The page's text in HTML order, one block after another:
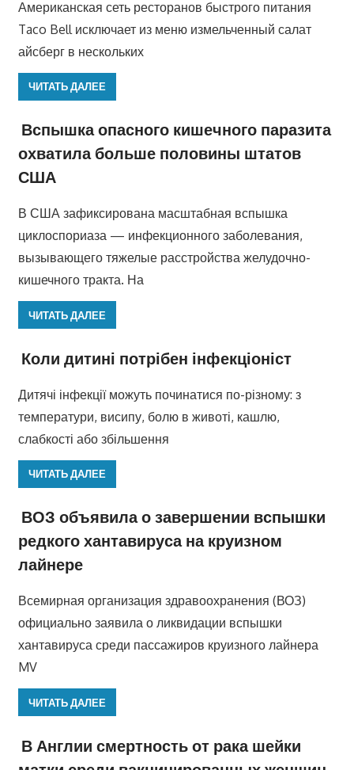
Американская сеть ресторанов быстрого питания
Taco Bell исключает из меню измельченный салат
айсберг в нескольких
ЧИТАТЬ ДАЛЕЕ
Вспышка опасного кишечного паразита
охватила больше половины штатов
США
В США зафиксирована масштабная вспышка
циклоспориаза — инфекционного заболевания,
вызывающего тяжелые расстройства желудочно-
кишечного тракта. На
ЧИТАТЬ ДАЛЕЕ
Коли дитині потрібен інфекціоніст
Дитячі інфекції можуть починатися по-різному: з
температури, висипу, болю в животі, кашлю,
слабкості або збільшення
ЧИТАТЬ ДАЛЕЕ
ВОЗ объявила о завершении вспышки
редкого хантавируса на круизном
лайнере
Всемирная организация здравоохранения (ВОЗ)
официально заявила о ликвидации вспышки
хантавируса среди пассажиров круизного лайнера
MV
ЧИТАТЬ ДАЛЕЕ
В Англии смертность от рака шейки